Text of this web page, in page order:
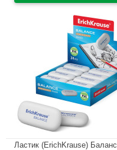
Ластик (ErichKrause) Баланс